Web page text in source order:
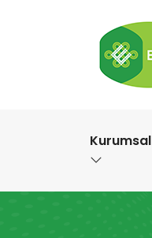
Kurumsal